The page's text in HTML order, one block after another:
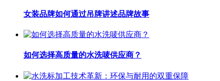
女装品牌如何通过吊牌讲述品牌故事
如何选择高质量的水洗唛供应商？